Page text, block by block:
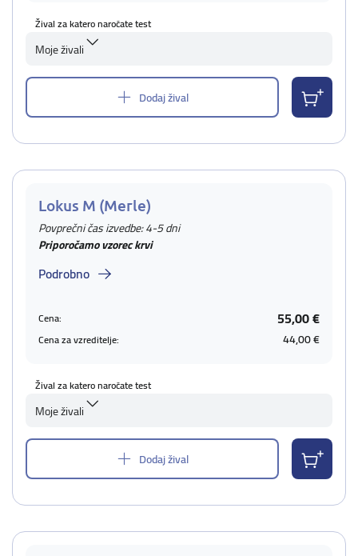
Žival za katero naročate test
Moje živali
Dodaj žival
Lokus M (Merle)
Povprečni čas izvedbe: 4-5 dni
Priporočamo vzorec krvi
Podrobno
Cena: 55,00 €
Cena za vzreditelje: 44,00 €
Žival za katero naročate test
Moje živali
Dodaj žival